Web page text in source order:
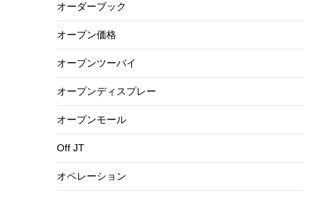
オーダーブック
オープン価格
オープンツーバイ
オープンディスプレー
オープンモール
Off JT
オペレーション